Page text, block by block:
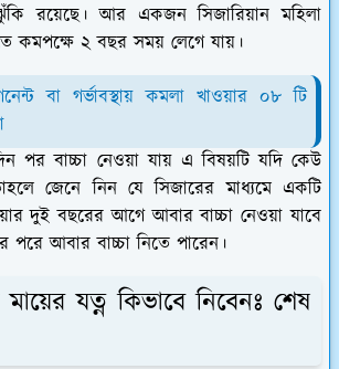
রয়েছে। আর একজন সিজারিয়ান মহিলা
কমপক্ষে ২ বছর সময় লেগে যায়।
বা গর্ভাবস্থায় কমলা খাওয়ার ০৮ টি
পর বাচ্চা নেওয়া যায় এ বিষয়টি যদি কেউ
জেনে নিন যে সিজারের মাধ্যমে একটি
দুই বছরের আগে আবার বাচ্চা নেওয়া যাবে
আবার বাচ্চা নিতে পারেন।
যত্ন কিভাবে নিবেনঃ শেষ